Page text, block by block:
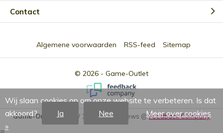
Contact
© 2026 - Game-Outlet
Algemene voorwaarden RSS-feed Sitemap
Game-Outlet NL / 10 2301Reviews @Feedback Company
Wij slaan cookies op om onze website te verbeteren. Is dat
akkoord?
Ja Nee
Meer over cookies
»
=